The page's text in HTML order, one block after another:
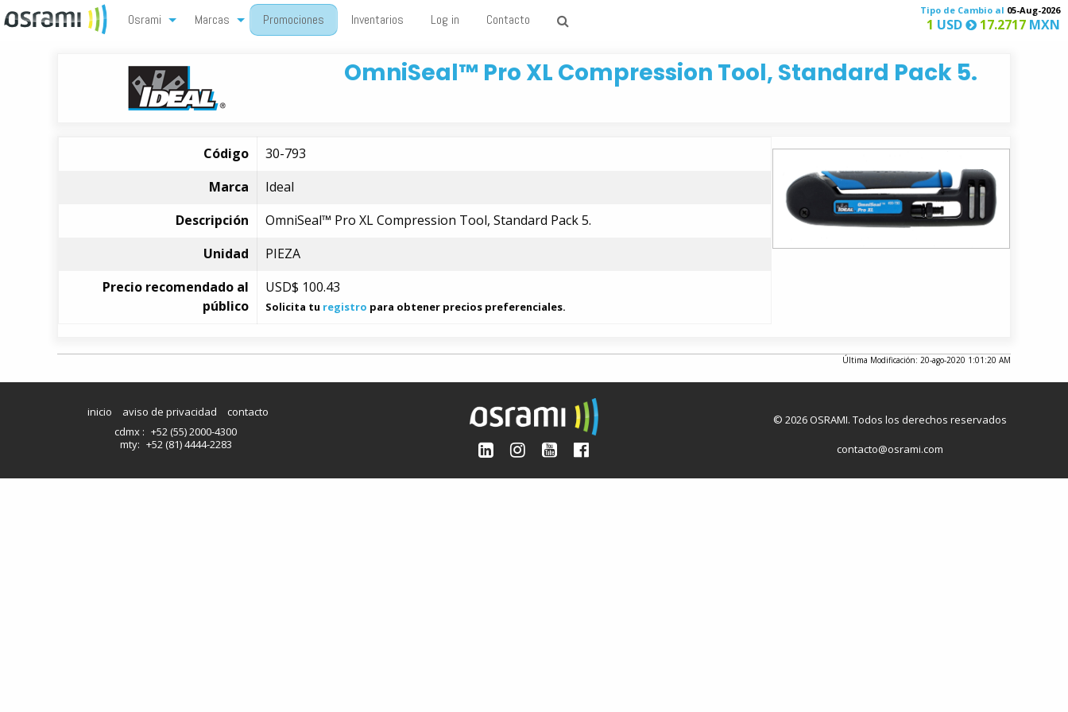
Osrami Marcas Promociones Inventarios Log in Contacto
Tipo de Cambio al 05-Aug-2026
1 USD 17.2717 MXN
OmniSeal™ Pro XL Compression Tool, Standard Pack 5.
Código
30-793
Marca
Ideal
Descripción
OmniSeal™ Pro XL Compression Tool, Standard Pack 5.
Unidad
PIEZA
Precio recomendado al
público
USD$ 100.43
Solicita tu registro para obtener precios preferenciales.
Última Modificación: 20-ago-2020 1:01:20 AM
inicio aviso de privacidad
contacto
cdmx : +52 (55) 2000-4300
mty: +52 (81) 4444-2283
© 2026 OSRAMI. Todos los derechos reservados
contacto@osrami.com